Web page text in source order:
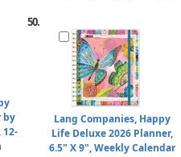
by
12-
50.
Lang Companies, Happy
Life Deluxe 2026 Planner,
6.5" X 9", Weekly Calendar